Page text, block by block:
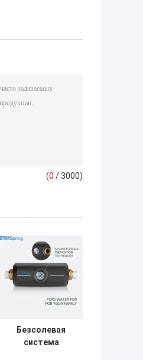
(0 / 3000)
Безсолевая
система